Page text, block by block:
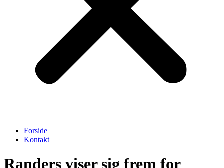
Forside
Kontakt
Randers viser sig frem for